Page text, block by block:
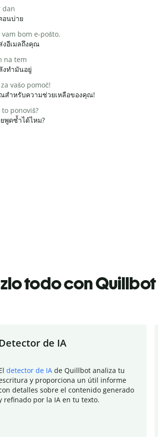
dan
อนบ่าย
vam bom e-pošto.
งอีเมลถึงคุณ
na tem
งทำมันอยู่
vašo pomoč!
สำหรับความช่วยเหลือของคุณ!
to ponoviš?
พูดซ้ำได้ไหม?
todo con Quillbot
de IA
detector de IA de Quillbot analiza tu
y proporciona un útil informe
detalles sobre el contenido generado
refinado por la IA en tu texto.